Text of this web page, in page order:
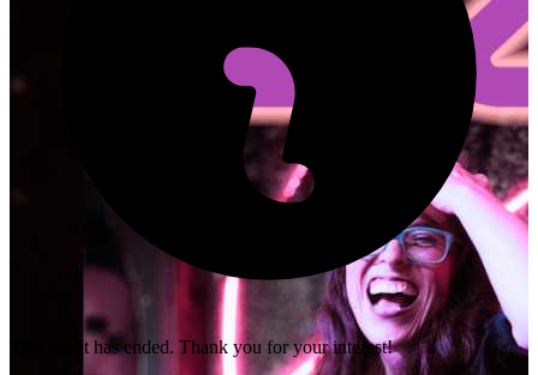
This event has ended. Thank you for your interest!